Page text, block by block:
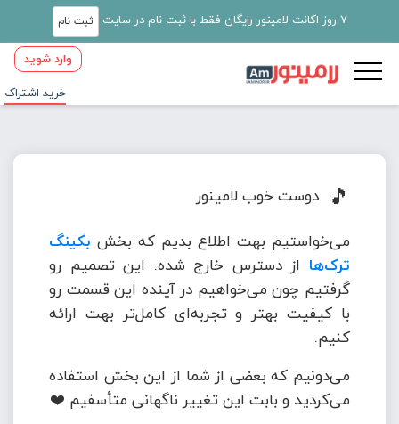
7 روز اکانت لامینور رایگان فقط با ثبت نام در سایت ثبت نام
وارد شوید
خرید اشتراک
🎵 دوست خوب لامینور
می‌خواستیم بهت اطلاع بدیم که بخش بکینگ
ترک‌ها از دسترس خارج شده. این تصمیم رو
گرفتیم چون می‌خواهیم در آینده این قسمت رو
با کیفیت بهتر و تجربه‌ای کامل‌تر بهت ارائه
کنیم.
می‌دونیم که بعضی از شما از این بخش استفاده
می‌کردید و بابت این تغییر ناگهانی متأسفیم ❤️